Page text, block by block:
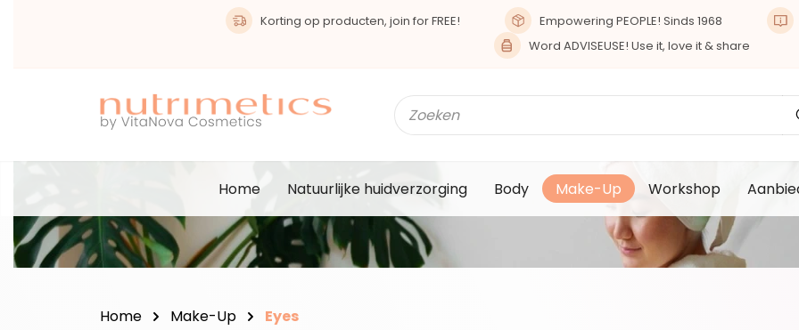
Ga naar de hoofdnavigatieKorting op producten, join for FREE! Empowering PEOPLE! Sinds 1968
Word ADVISEUSE! Use it, love it & share
Home Natuurlijke huidverzorging Body Make-Up Workshop
Home Make-Up Eyes